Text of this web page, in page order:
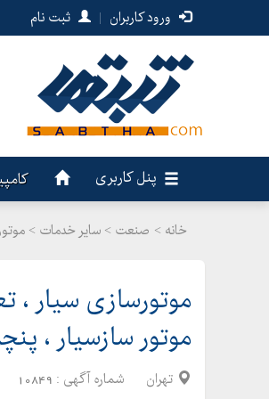
ورود کاربران | ثبت نام
پنل کاربری
خانه > صنعت > سایر خدمات >
موتورسازی سیار ،
موتور سازسیار ،
تهران شماره آگهی : 10849